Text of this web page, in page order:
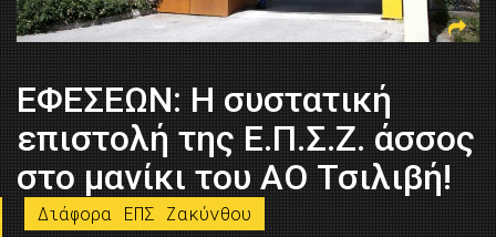
ΕΦΕΣΕΩΝ: Η συστατική
επιστολή της Ε.Π.Σ.Ζ. άσσος
στο μανίκι του ΑΟ Τσιλιβή!
Διάφορα ΕΠΣ Ζακύνθου